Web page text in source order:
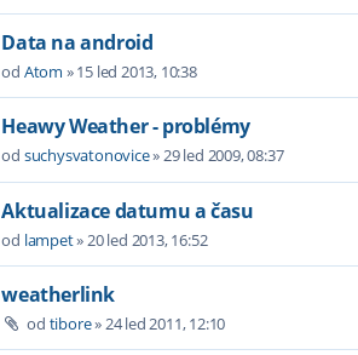
Data na android
od Atom »15 led 2013, 10:38
Heawy Weather - problémy
od suchysvatonovice» 29 led 2009, 08:37
Aktualizace datumu a času
od lampet»20 led 2013, 16:52
weatherlink
od tibore»24 led 2011, 12:10